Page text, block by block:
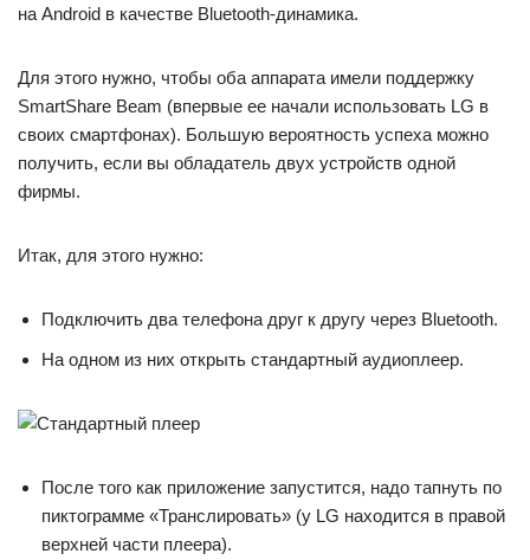
на Android в качестве Bluetooth-динамика.
Для этого нужно, чтобы оба аппарата имели поддержку
SmartShare Beаm (впервые ее начали использовать LG в
своих смартфонах). Большую вероятность успеха можно
получить, если вы обладатель двух устройств одной
фирмы.
Итак, для этого нужно:
Подключить два телефона друг к другу через Bluetooth.
На одном из них открыть стандартный аудиоплеер.
После того как приложение запустится, надо тапнуть по
пиктограмме «Транслировать» (у LG находится в правой
верхней части плеера).